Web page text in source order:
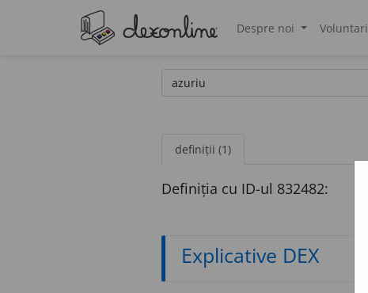
Despre noi Voluntari
definiții (1)
Definiția cu ID-ul 832482:
Explicative DEX